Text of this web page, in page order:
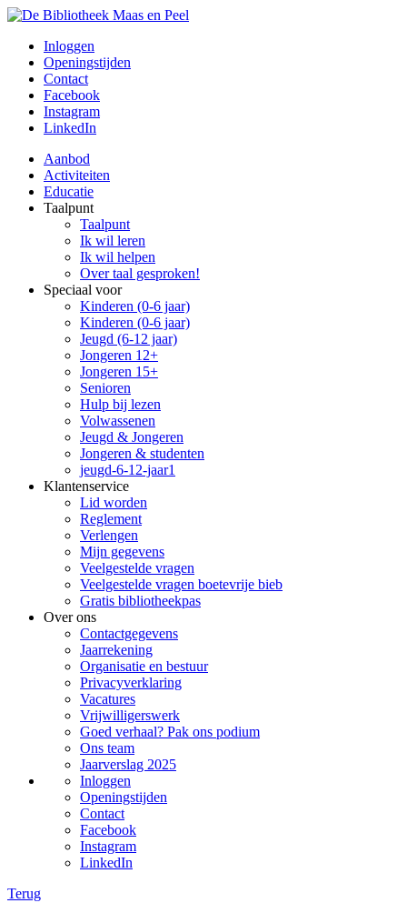
Inloggen
Openingstijden
Contact
Facebook
Instagram
LinkedIn
Aanbod
Activiteiten
Educatie
Taalpunt
Taalpunt
Ik wil leren
Ik wil helpen
Over taal gesproken!
Speciaal voor
Kinderen (0-6 jaar)
Kinderen (0-6 jaar)
Jeugd (6-12 jaar)
Jongeren 12+
Jongeren 15+
Senioren
Hulp bij lezen
Volwassenen
Jeugd & Jongeren
Jongeren & studenten
jeugd-6-12-jaar1
Klantenservice
Lid worden
Reglement
Verlengen
Mijn gegevens
Veelgestelde vragen
Veelgestelde vragen boetevrije bieb
Gratis bibliotheekpas
Over ons
Contactgegevens
Jaarrekening
Organisatie en bestuur
Privacyverklaring
Vacatures
Vrijwilligerswerk
Goed verhaal? Pak ons podium
Ons team
Jaarverslag 2025
Inloggen
Openingstijden
Contact
Facebook
Instagram
LinkedIn
Terug